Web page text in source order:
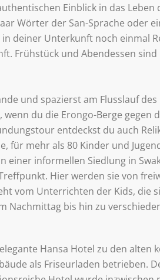
Einblick in das
Wörter der San-Sprache oder
deiner Unterkunft noch einmal
Frühstück und Abendessen
und spazierst am Flusslauf
du die Erongo-Berge
entdeckst du auch
für mehr als 80 Kinder und
einer informellen Siedlung in
Hier werden sie von
vom Unterrichten der Kids, die
Nachmittag bis hin zu
Hansa Hotel zu den
als Friseurladen betrieben.